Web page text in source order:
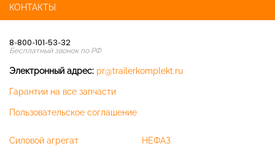
КОНТАКТЫ
8-800-101-53-32
Бесплатный звонок по РФ
Электронный адрес: pr@trailerkomplekt.ru
Гарантии на все запчасти
Пользовательское соглашение
Силовой агрегат
НЕФАЗ